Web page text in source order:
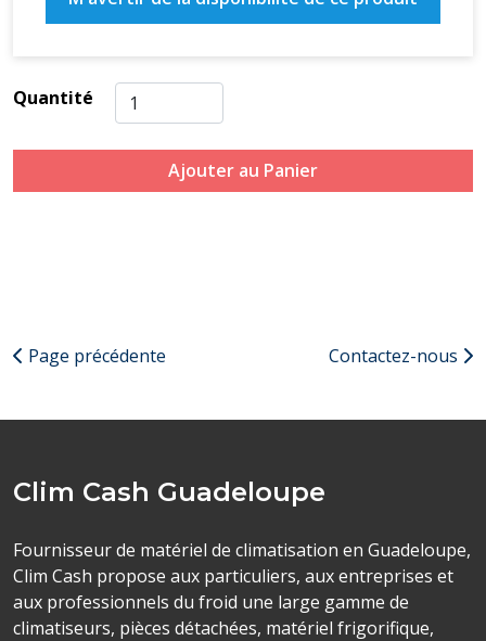
Quantité
Ajouter au Panier
Page précédente Contactez-nous
Clim Cash Guadeloupe
Fournisseur de matériel de climatisation en Guadeloupe,
Clim Cash propose aux particuliers, aux entreprises et
aux professionnels du froid une large gamme de
climatiseurs, pièces détachées, matériel frigorifique,